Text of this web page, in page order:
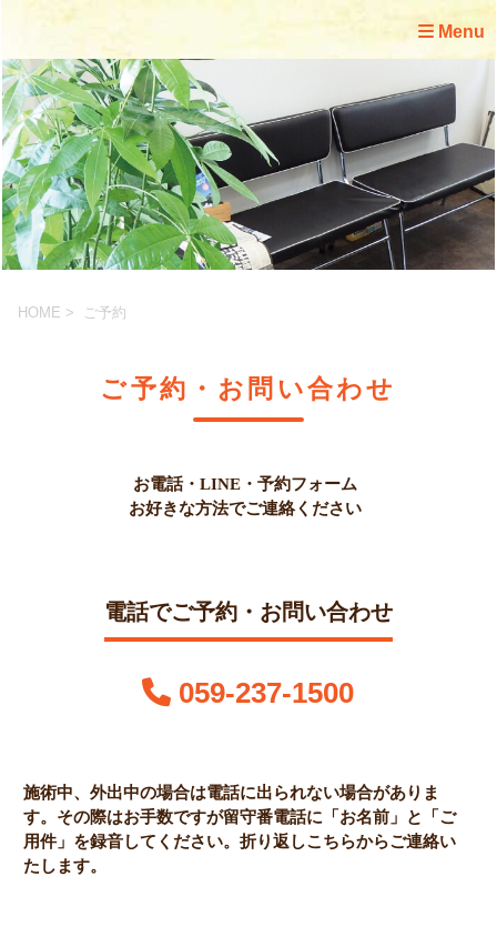
Menu
HOME > ご予約
ご予約・お問い合わせ
お電話・LINE・予約フォーム
お好きな方法でご連絡ください
電話でご予約・お問い合わせ
059-237-1500
施術中、外出中の場合は電話に出られない場合がありま
す。 その際はお手数ですが留守番電話に「お名前」と「ご
用件」を録音してください。 折り返しこちらからご連絡い
たします。